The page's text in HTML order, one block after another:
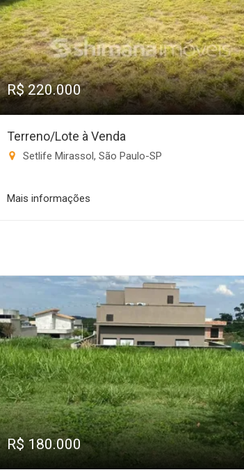
R$ 220.000
Terreno/Lote à Venda
Setlife Mirassol, São Paulo-SP
Mais informações
R$ 180.000